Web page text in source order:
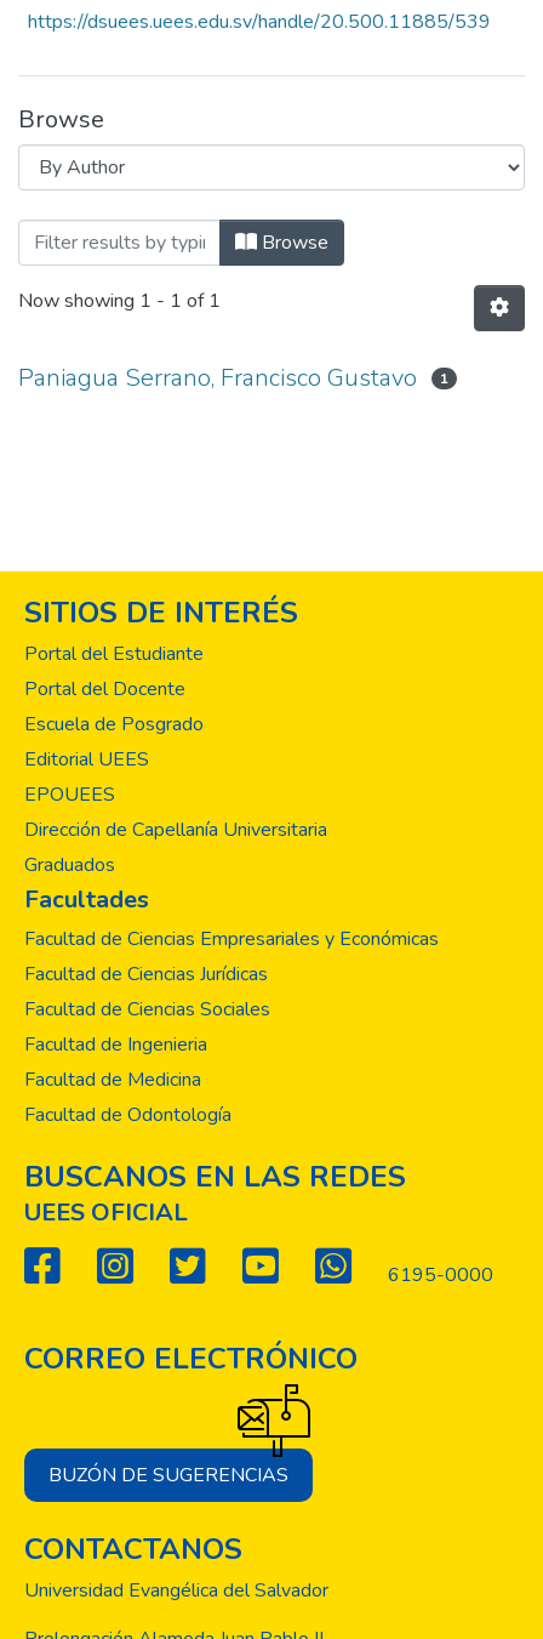
https://dsuees.uees.edu.sv/handle/20.500.11885/539
Browse
Browsing Manual de Cátedra de
Browse
Now showing 1 - 1 of 1
Paniagua Serrano, Francisco Gustavo 1
SITIOS DE INTERÉS
Portal del Estudiante
Portal del Docente
Escuela de Posgrado
Editorial UEES
EPOUEES
Dirección de Capellanía Universitaria
Graduados
Facultades
Facultad de Ciencias Empresariales y Económicas
Facultad de Ciencias Jurídicas
Facultad de Ciencias Sociales
Facultad de Ingenieria
Facultad de Medicina
Facultad de Odontología
BUSCANOS EN LAS REDES
UEES OFICIAL
6195-0000
CORREO ELECTRÓNICO
BUZÓN DE SUGERENCIAS
CONTACTANOS
Universidad Evangélica del Salvador